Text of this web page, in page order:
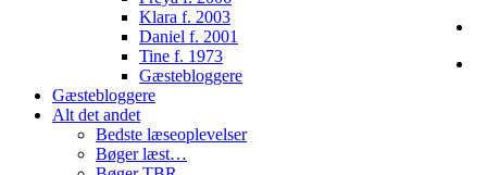
Klara f. 2003
Daniel f. 2001
Tine f. 1973
Gæstebloggere
Gæstebloggere
Alt det andet
Bedste læseoplevelser
Bøger læst…